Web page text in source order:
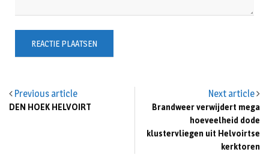
Previous article
DEN HOEK HELVOIRT
Next article
Brandweer verwijdert mega
hoeveelheid dode
klustervliegen uit Helvoirtse
kerktoren